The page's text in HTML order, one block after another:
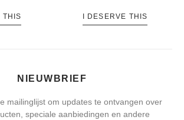
THIS I DESERVE THIS
NIEUWBRIEF
mailinglijst om updates te ontvangen over
speciale aanbiedingen en andere